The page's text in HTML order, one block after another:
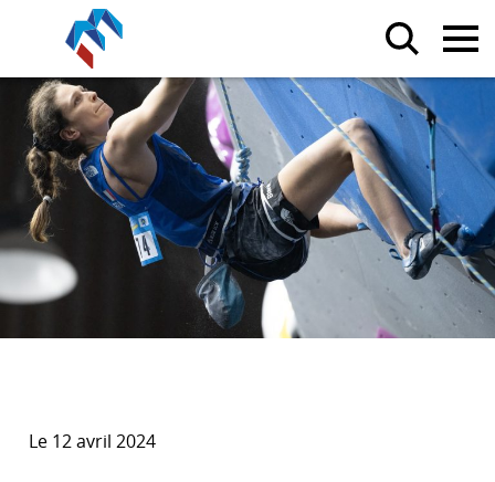
Le 12 avril 2024